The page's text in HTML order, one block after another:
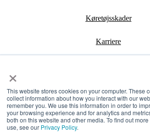
×
This website stores cookies on your computer. These
collect information about how you interact with our
remember you. We use this information in order to
your browsing experience and for analytics and
both on this website and other media. To find out
use, see our Privacy Policy.
Køretøjsskader
Karriere
Bliv partner